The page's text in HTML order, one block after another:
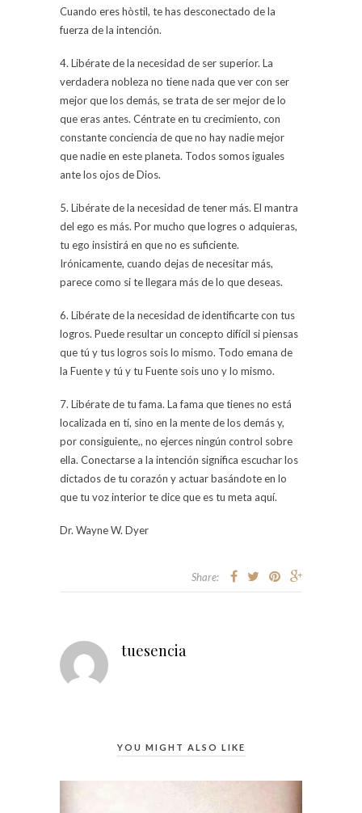
Cuando eres hòstil, te has desconectado de la
fuerza de la intención.
4. Libérate de la necesidad de ser superior. La
verdadera nobleza no tiene nada que ver con ser
mejor que los demás, se trata de ser mejor de lo
que eras antes. Céntrate en tu crecimiento, con
constante conciencia de que no hay nadie mejor
que nadie en este planeta. Todos somos iguales
ante los ojos de Dios.
5. Libérate de la necesidad de tener más. El mantra
del ego es más. Por mucho que logres o adquieras,
tu ego insistirá en que no es suficiente.
Irónicamente, cuando dejas de necesitar más,
parece como si te llegara más de lo que deseas.
6. Libérate de la necesidad de identificarte con tus
logros. Puede resultar un concepto difícil si piensas
que tú y tus logros sois lo mismo. Todo emana de
la Fuente y tú y tu Fuente sois uno y lo mismo.
7. Libérate de tu fama. La fama que tienes no está
localizada en tí, sino en la mente de los demás y,
por consiguiente,, no ejerces ningún control sobre
ella. Conectarse a la intención significa escuchar los
dictados de tu corazón y actuar basándote en lo
que tu voz interior te dice que es tu meta aquí.
Dr. Wayne W. Dyer
Share:
tuesencia
YOU MIGHT ALSO LIKE